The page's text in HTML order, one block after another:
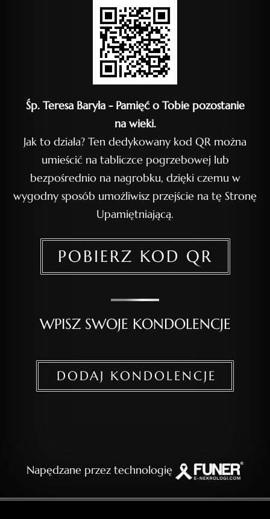
Śp. Teresa Baryła - Pamięć o Tobie pozostanie
na wieki.
Jak to działa? Ten dedykowany kod QR można
umieścić na tabliczce pogrzebowej lub
bezpośrednio na nagrobku, dzięki czemu w
wygodny sposób umożliwisz przejście na tę Stronę
Upamiętniającą.
POBIERZ KOD QR
WPISZ SWOJE KONDOLENCJE
DODAJ KONDOLENCJE
Napędzane przez technologię